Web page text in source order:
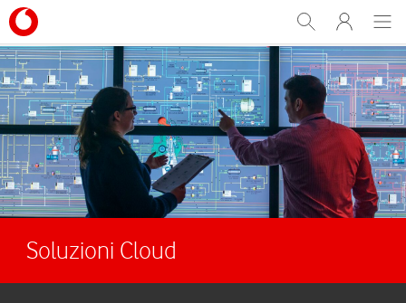
link
Accedi
Registrati
link
Soluzioni Cloud